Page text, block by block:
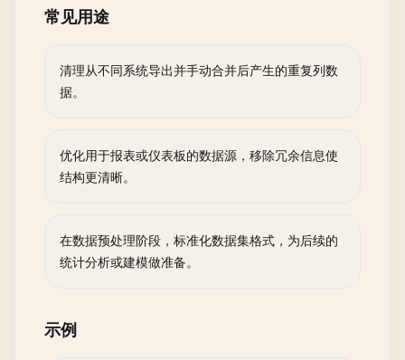
常见用途
清理从不同系统导出并手动合并后产生的重复列数
据。
优化用于报表或仪表板的数据源，移除冗余信息使
结构更清晰。
在数据预处理阶段，标准化数据集格式，为后续的
统计分析或建模做准备。
示例